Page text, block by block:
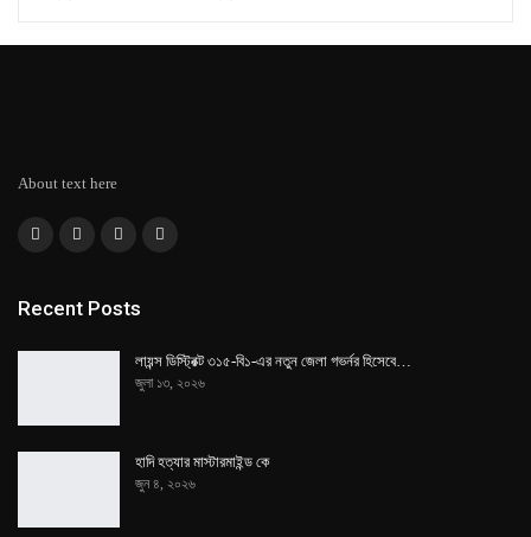
About text here
Recent Posts
লায়ন্স ডিস্ট্রিক্ট ৩১৫-বি১-এর নতুন জেলা গভর্নর হিসেবে…
জুলা ১৩, ২০২৬
হাদি হত্যার মাস্টারমাইন্ড কে
জুন ৪, ২০২৬